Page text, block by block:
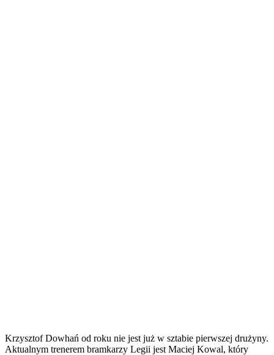
Krzysztof Dowhań od roku nie jest już w sztabie pierwszej drużyny.
Aktualnym trenerem bramkarzy Legii jest Maciej Kowal, który